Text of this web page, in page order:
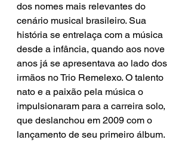
dos nomes mais relevantes do
cenário musical brasileiro. Sua
história se entrelaça com a música
desde a infância, quando aos nove
anos já se apresentava ao lado dos
irmãos no Trio Remelexo. O talento
nato e a paixão pela música o
impulsionaram para a carreira solo,
que deslanchou em 2009 com o
lançamento de seu primeiro álbum.